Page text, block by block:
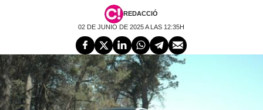
REDACCIÓ
02 DE JUNIO DE 2025 A LAS 12:35H